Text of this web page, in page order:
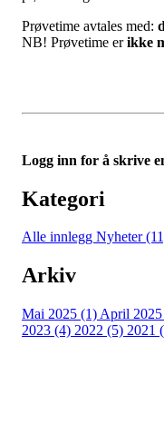
Prøvetime avtales med:
NB! Prøvetime erikke
Logg inn for å skrive
Kategori
Alle innlegg Nyheter
Arkiv
Mai 2025 (1) April
2023 (4) 2022 (5) 2021